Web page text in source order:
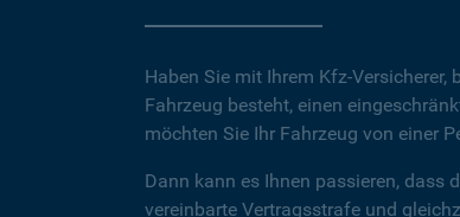
Haben Sie mit Ihrem Kfz-
Fahrzeug besteht, einen
möchten Sie Ihr Fahrzeug von einer
Dann kann es Ihnen passieren, dass
vereinbarte Vertragsstrafe und